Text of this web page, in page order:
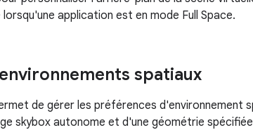
application est en mode Full Space.
spatiaux
de gérer les préférences d'environnement
skybox autonome et d'une géométrie